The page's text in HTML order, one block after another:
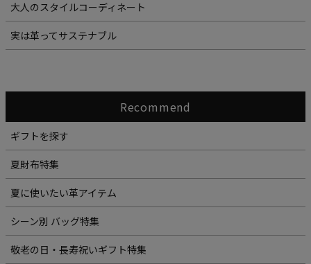
大人のスタイルコーディネート
実は革ってサステナブル
Recommend
ギフトを探す
夏財布特集
夏に使いたい革アイテム
シーン別 バッグ特集
敬老の日・長寿祝いギフト特集